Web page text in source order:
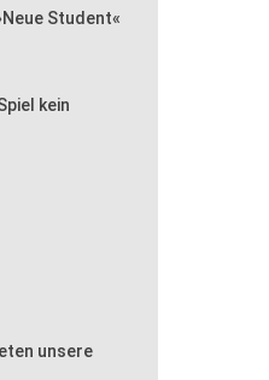
Student«
kein
unsere